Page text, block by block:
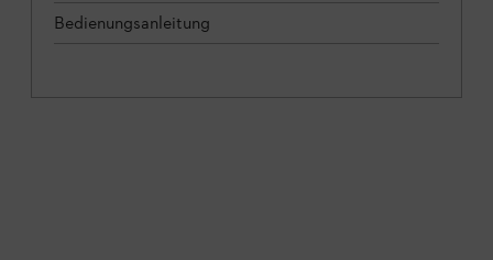
Bedienungsanleitung